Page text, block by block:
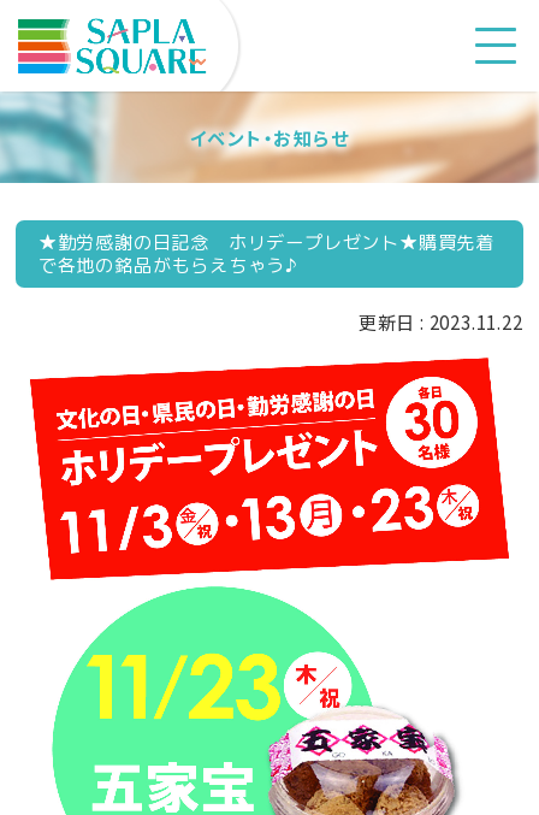
イベント・お知らせ
★勤労感謝の日記念 ホリデープレゼント★購買先着
で各地の銘品がもらえちゃう♪
更新日 : 2023.11.22